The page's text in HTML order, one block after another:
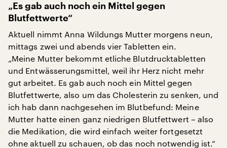
„Es gab auch noch ein Mittel gegen
Blutfettwerte“
Aktuell nimmt Anna Wildungs Mutter morgens neun,
mittags zwei und abends vier Tabletten ein.
„Meine Mutter bekommt etliche Blutdrucktabletten
und Entwässerungsmittel, weil ihr Herz nicht mehr
gut arbeitet. Es gab auch noch ein Mittel gegen
Blutfettwerte, also um das Cholesterin zu senken, und
ich hab dann nachgesehen im Blutbefund: Meine
Mutter hatte einen ganz niedrigen Blutfettwert – also
die Medikation, die wird einfach weiter fortgesetzt
ohne aktuell zu schauen, ob das noch notwendig ist.“